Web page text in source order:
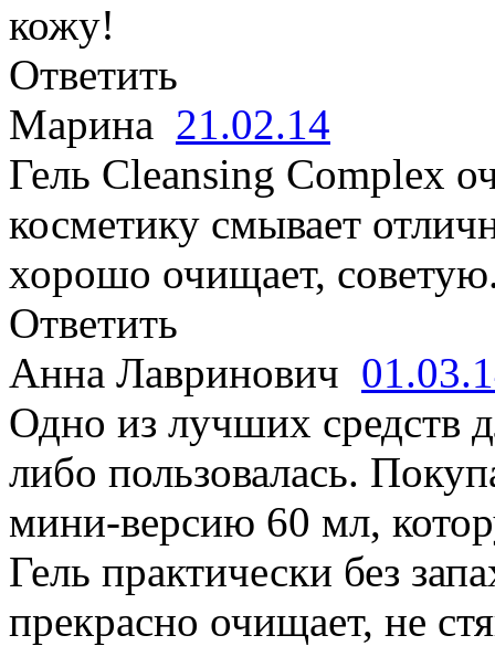
кожу!
Ответить
Марина 21.02.14
Гель Cleansing Complex
косметику смывает
хорошо очищает,
Ответить
Анна Лавринович
Одно из лучших средств
либо пользовалась.
мини-версию 60 мл,
Гель практически без
прекрасно очищает, не